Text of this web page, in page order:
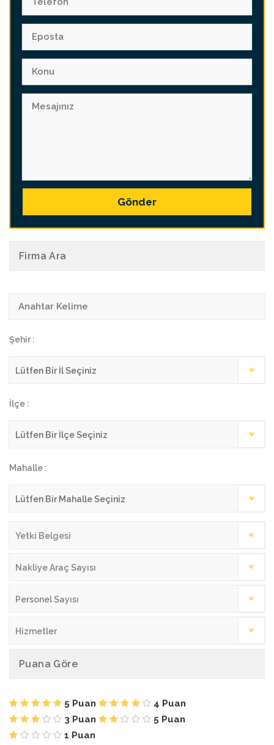
Gönder
Firma Ara
Şehir :
İlçe :
Mahalle :
Yetki Belgesi
Nakliye Araç Sayısı
Personel Sayısı
Hizmetler
Puana Göre
5 Puan
4 Puan
3 Puan
5 Puan
1 Puan